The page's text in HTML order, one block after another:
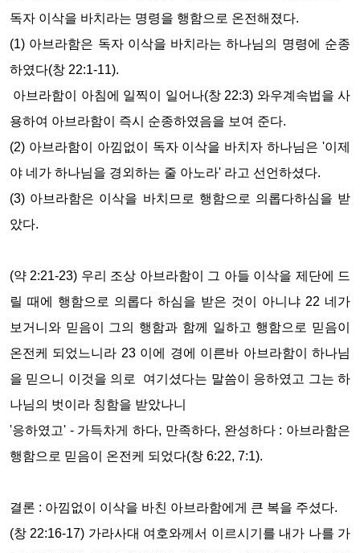
독자 이삭을 바치라는 명령을 행함으로 온전해졌다.
(1) 아브라함은 독자 이삭을 바치라는 하나님의 명령에 순종
하였다(창 22:1-11).
아브라함이 아침에 일찍이 일어나(창 22:3) 와우계속법을 사
용하여 아브라함이 즉시 순종하였음을 보여 준다.
(2) 아브라함이 아낌없이 독자 이삭을 바치자 하나님은 '이제
야 네가 하나님을 경외하는 줄 아노라' 라고 선언하셨다.
(3) 아브라함은 이삭을 바치므로 행함으로 의롭다하심을 받
았다.
(약 2:21-23) 우리 조상 아브라함이 그 아들 이삭을 제단에 드
릴 때에 행함으로 의롭다 하심을 받은 것이 아니냐 22 네가
보거니와 믿음이 그의 행함과 함께 일하고 행함으로 믿음이
온전케 되었느니라 23 이에 경에 이른바 아브라함이 하나님
을 믿으니 이것을 의로 여기셨다는 말씀이 응하였고 그는 하
나님의 벗이라 칭함을 받았나니
'응하였고' - 가득차게 하다, 만족하다, 완성하다 : 아브라함은
행함으로 믿음이 온전케 되었다(창 6:22, 7:1).
결론 : 아낌없이 이삭을 바친 아브라함에게 큰 복을 주셨다.
(창 22:16-17) 가라사대 여호와께서 이르시기를 내가 나를 가